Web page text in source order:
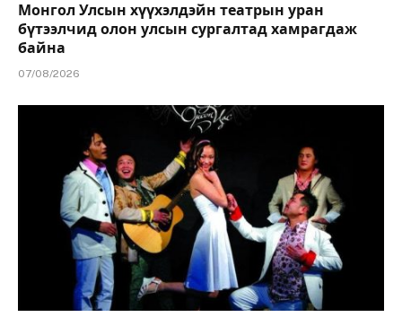
Монгол Улсын хүүхэлдэйн театрын уран
бүтээлчид олон улсын сургалтад хамрагдаж
байна
07/08/2026